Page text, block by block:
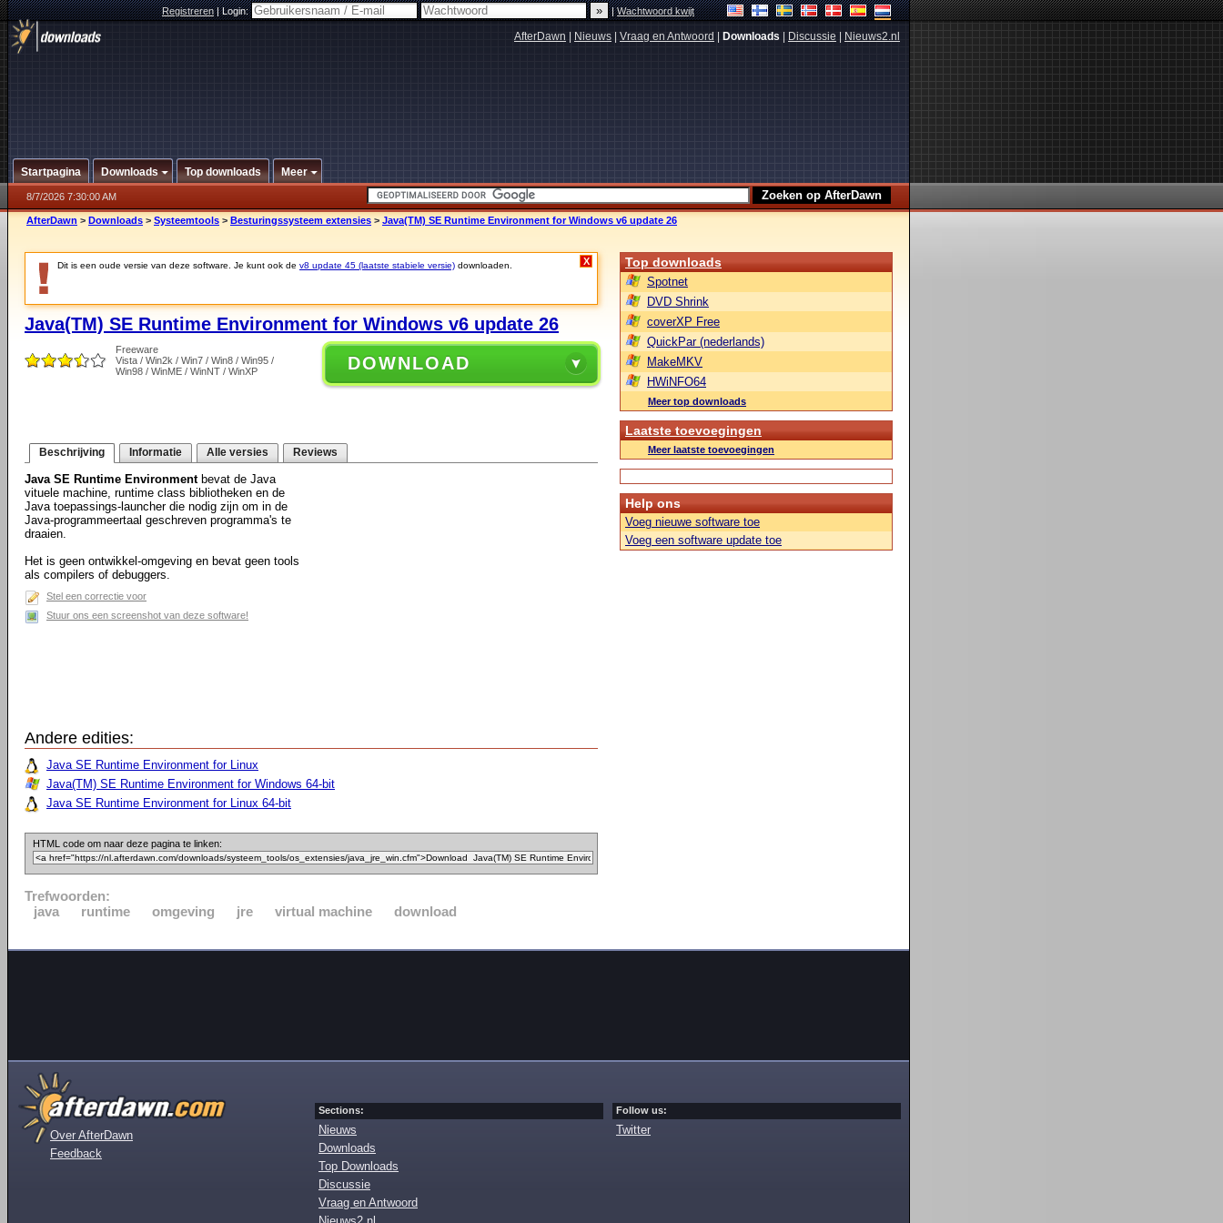
Registreren|Login: |Wachtwoord kwijt
AfterDawn Nieuws Vraag en Antwoord Downloads Discussie Nieuws2.nl
Startpagina Downloads Top downloads Meer
8/7/2026 7:30:00 AM
AfterDawn > Downloads > Systeemtools > Besturingssysteem extensies > Java(TM) SE Runtime Environment for Windows v6 update 26
Dit is een oude versie van deze software. Je kunt ook de v8 update 45 (laatste stabiele versie) downloaden. X
Java(TM) SE Runtime Environment for Windows v6 update 26
Freeware
Vista / Win2k / Win7 / Win8 / Win95 /
Win98 / WinME / WinNT / WinXP
DOWNLOAD
Beschrijving Informatie Alle versies Reviews
Java SE Runtime Environmentbevat de Java
vituele machine, runtime class bibliotheken en de
Java toepassings-launcher die nodig zijn om in de
Java-programmeertaal geschreven programma's te
draaien.
Het is geen ontwikkel-omgeving en bevat geen tools
als compilers of debuggers.
Stel een correctie voor
Stuur ons een screenshot van deze software!
Andere edities:
Java SE Runtime Environment for Linux
Java(TM) SE Runtime Environment for Windows 64-bit
Java SE Runtime Environment for Linux 64-bit
HTML code om naar deze pagina te linken:
Trefwoorden:
java
runtime omgeving jre virtual machine download
Top downloads
Spotnet
DVD Shrink
coverXP Free
QuickPar (nederlands)
MakeMKV
HWiNFO64
Meer top downloads
Laatste toevoegingen
Meer laatste toevoegingen
Help ons
Voeg nieuwe software toe
Voeg een software update toe
Over AfterDawn
Feedback
Sections:
Nieuws
Downloads
Top Downloads
Discussie
Vraag en Antwoord
Follow us:
Twitter